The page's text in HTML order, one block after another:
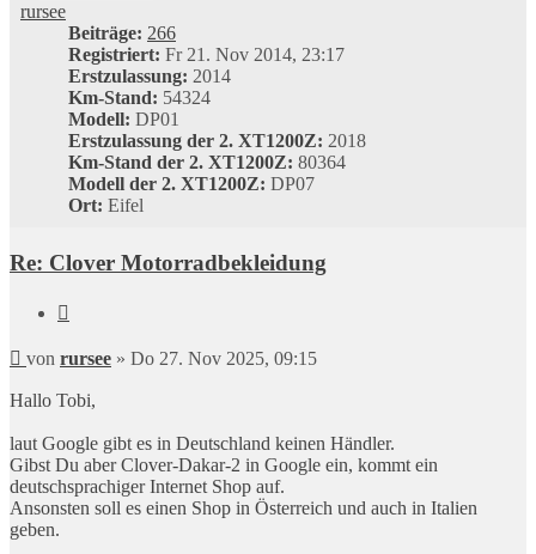
rursee
Beiträge: 266
Registriert: Fr 21. Nov 2014, 23:17
Erstzulassung: 2014
Km-Stand: 54324
Modell: DP01
Erstzulassung der 2. XT1200Z: 2018
Km-Stand der 2. XT1200Z: 80364
Modell der 2. XT1200Z: DP07
Ort: Eifel
Re: Clover Motorradbekleidung
Beitrag
von rursee » Do 27. Nov 2025, 09:15
Hallo Tobi,
laut Google gibt es in Deutschland keinen Händler.
Gibst Du aber Clover-Dakar-2 in Google ein, kommt ein
deutschsprachiger Internet Shop auf.
Ansonsten soll es einen Shop in Österreich und auch in Italien
geben.